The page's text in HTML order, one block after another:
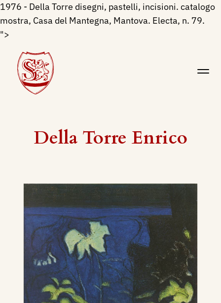
1976 - Della Torre disegni, pastelli, incisioni. catalogo
mostra, Casa del Mantegna, Mantova. Electa, n. 79.
">
Della Torre Enrico